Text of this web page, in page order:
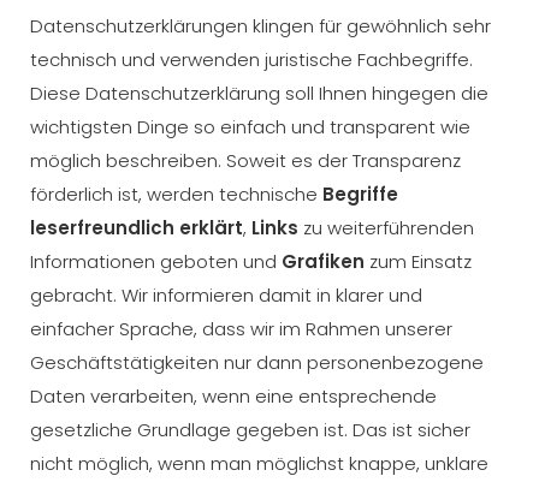
Datenschutzerklärungen klingen für gewöhnlich sehr
technisch und verwenden juristische Fachbegriffe.
Diese Datenschutzerklärung soll Ihnen hingegen die
wichtigsten Dinge so einfach und transparent wie
möglich beschreiben. Soweit es der Transparenz
förderlich ist, werden technische Begriffe
leserfreundlich erklärt, Links zu weiterführenden
Informationen geboten und Grafiken zum Einsatz
gebracht. Wir informieren damit in klarer und
einfacher Sprache, dass wir im Rahmen unserer
Geschäftstätigkeiten nur dann personenbezogene
Daten verarbeiten, wenn eine entsprechende
gesetzliche Grundlage gegeben ist. Das ist sicher
nicht möglich, wenn man möglichst knappe, unklare